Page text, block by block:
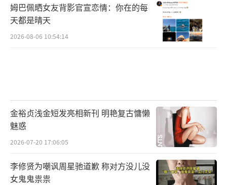
姆巴佩晒女友背影官宣恋情：你在的每
天都是晴天
2026-08-06 10:54:14
金裕贞浅金短发亮相新刊 明艳复古慵懒
魅惑
2026-07-20 17:06:05
李修贤为嘲讽周星驰道歉 称对方没儿没
女鬼鬼祟祟